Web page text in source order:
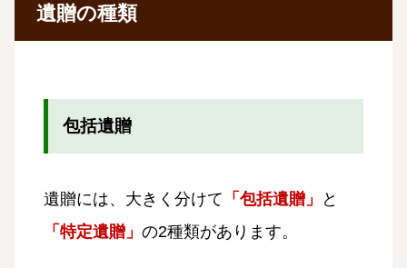
遺贈の種類
包括遺贈
遺贈には、大きく分けて 「包括遺贈」
と
「特定遺贈」 の2種類があります。